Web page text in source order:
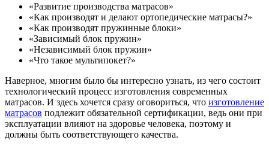
«Развитие производства матрасов»
«Как производят и делают ортопедические матрасы?»
«Как производят пружинные блоки»
«Зависимый блок пружин»
«Независимый блок пружин»
«Что такое мультипокет?»
Наверное, многим было бы интересно узнать, из чего состоит
технологический процесс изготовления современных
матрасов. И здесь хочется сразу оговориться, что изготовление
матрасов подлежит обязательной сертификации, ведь они при
эксплуатации влияют на здоровье человека, поэтому и
должны быть соответствующего качества.